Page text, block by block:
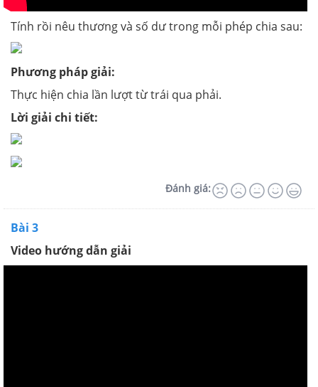
Tính rồi nêu thương và số dư trong mỗi phép chia sau:
Phương pháp giải:
Thực hiện chia lần lượt từ trái qua phải.
Lời giải chi tiết:
Đánh giá:
Bài 3
Video hướng dẫn giải